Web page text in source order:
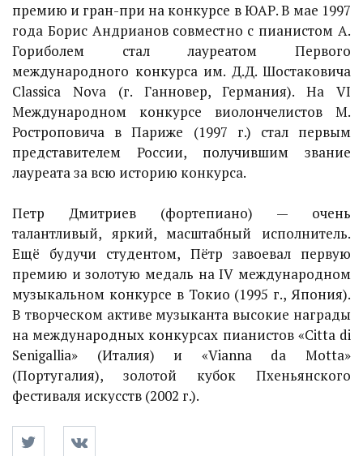
премию и гран-при на конкурсе в ЮАР. В мае 1997
года Борис Андрианов совместно с пианистом А.
Гориболем стал лауреатом Первого
международного конкурса им. Д.Д. Шостаковича
Classica Nova (г. Ганновер, Германия). На VI
Международном конкурсе виолончелистов М.
Ростроповича в Париже (1997 г.) стал первым
представителем России, получившим звание
лауреата за всю историю конкурса.
Петр Дмитриев (фортепиано) — очень
талантливый, яркий, масштабный исполнитель.
Ещё будучи студентом, Пётр завоевал первую
премию и золотую медаль на IV международном
музыкальном конкурсе в Токио (1995 г., Япония).
В творческом активе музыканта высокие награды
на международных конкурсах пианистов «Citta di
Senigallia» (Италия) и «Vianna da Motta»
(Португалия), золотой кубок Пхеньянского
фестиваля искусств (2002 г.).